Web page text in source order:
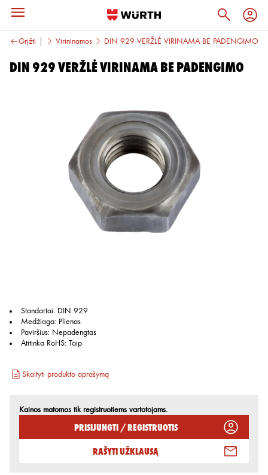
Grįžti
Įtvirtinamos Virininamos DIN 929 VERŽLĖ VIRINAMA BE PADENGIMO
DIN 929 VERŽLĖ VIRINAMA BE PADENGIMO
Standartai: DIN 929
Medžiaga: Plienas
Paviršius: Nepadengtas
Atitinka RoHS: Taip
Skaityti produkto aprašymą
Kainos matomos tik registruotiems vartotojams.
Prisijungti / Registruotis
Rašyti užklausą